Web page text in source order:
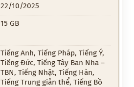
22/10/2025
15 GB
Tiếng Anh, Tiếng Pháp, Tiếng Ý,
Tiếng Đức, Tiếng Tây Ban Nha –
TBN, Tiếng Nhật, Tiếng Hàn,
Tiếng Trung giản thể, Tiếng Bồ